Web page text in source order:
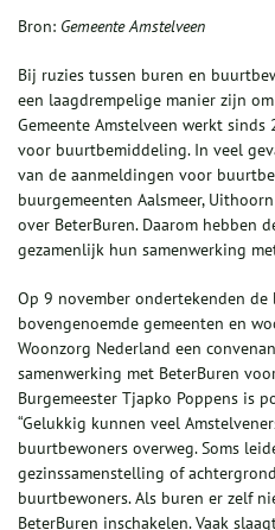
Bron: Gemeente Amstelveen
Bij ruzies tussen buren en
een laagdrempelige manier zijn
Gemeente Amstelveen werkt sinds
voor buurtbemiddeling. In veel
van de aanmeldingen voor
buurgemeenten Aalsmeer,
over BeterBuren. Daarom hebben
gezamenlijk hun samenwerking
Op 9 november ondertekenden de
bovengenoemde gemeenten en
Woonzorg Nederland een
samenwerking met BeterBuren
Burgemeester Tjapko Poppens is
“Gelukkig kunnen veel
buurtbewoners overweg. Soms
gezinssamenstelling of
buurtbewoners. Als buren er zelf
BeterBuren inschakelen. Vaak